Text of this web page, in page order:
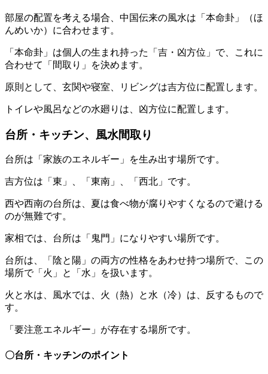
部屋の配置を考える場合、中国伝来の風水は「本命卦」（ほ
んめいか）に合わせます。
「本命卦」は個人の生まれ持った「吉・凶方位」で、これに
合わせて「間取り」を決めます。
原則として、玄関や寝室、リビングは吉方位に配置します。
トイレや風呂などの水廻りは、凶方位に配置します。
台所・キッチン、風水間取り
台所は「家族のエネルギー」を生み出す場所です。
吉方位は「東」、「東南」、「西北」です。
西や西南の台所は、夏は食べ物が腐りやすくなるので避ける
のが無難です。
家相では、台所は「鬼門」になりやすい場所です。
台所は、「陰と陽」の両方の性格をあわせ持つ場所で、この
場所で「火」と「水」を扱います。
火と水は、風水では、火（熱）と水（冷）は、反するもので
す。
「要注意エネルギー」が存在する場所です。
〇台所・キッチンのポイント